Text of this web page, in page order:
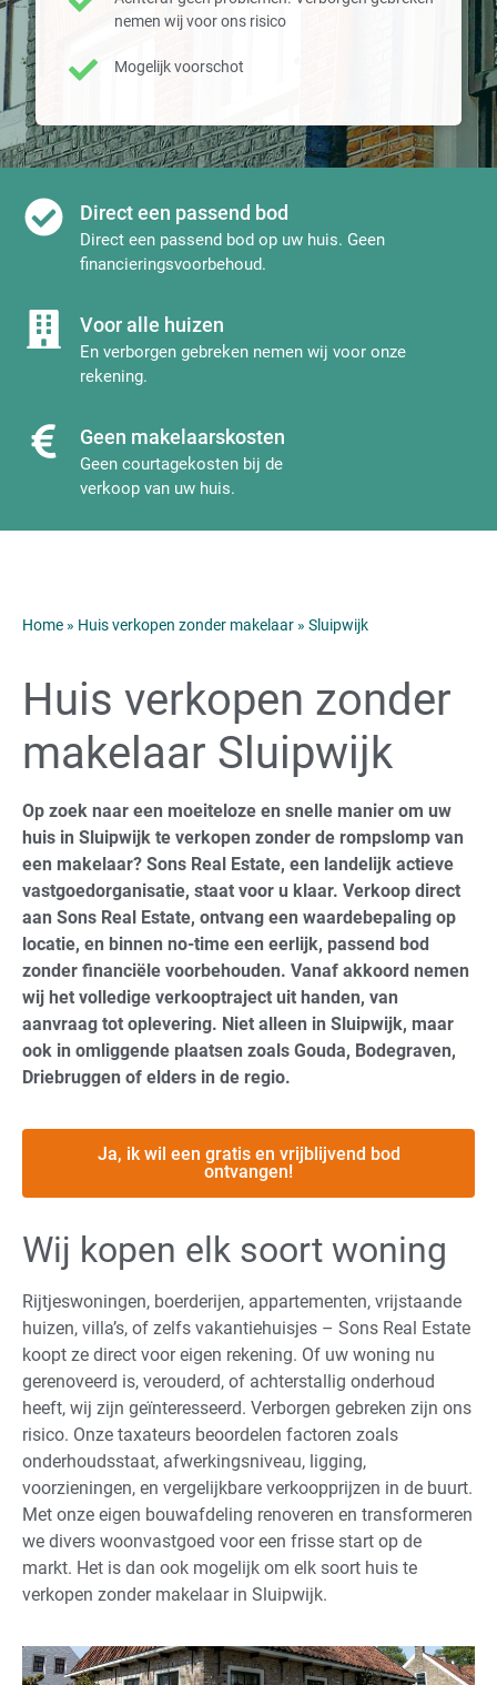
nemen wij voor ons risico
Mogelijk voorschot
Direct een passend bod
Direct een passend bod op uw huis. Geen
financieringsvoorbehoud.
Voor alle huizen
En verborgen gebreken nemen wij voor onze
rekening.
Geen makelaarskosten
Geen courtagekosten bij de
verkoop van uw huis.
Home » Huis verkopen zonder makelaar » Sluipwijk
Huis verkopen zonder
makelaar Sluipwijk
Op zoek naar een moeiteloze en snelle manier om uw
huis in Sluipwijk te verkopen zonder de rompslomp van
een makelaar? Sons Real Estate, een landelijk actieve
vastgoedorganisatie, staat voor u klaar. Verkoop direct
aan Sons Real Estate, ontvang een waardebepaling op
locatie, en binnen no-time een eerlijk, passend bod
zonder financiële voorbehouden. Vanaf akkoord nemen
wij het volledige verkooptraject uit handen, van
aanvraag tot oplevering. Niet alleen in Sluipwijk, maar
ook in omliggende plaatsen zoals Gouda, Bodegraven,
Driebruggen of elders in de regio.
Ja, ik wil een gratis en vrijblijvend bod
ontvangen!
Wij kopen elk soort woning
Rijtjeswoningen, boerderijen, appartementen, vrijstaande
huizen, villa’s, of zelfs vakantiehuisjes – Sons Real Estate
koopt ze direct voor eigen rekening. Of uw woning nu
gerenoveerd is, verouderd, of achterstallig onderhoud
heeft, wij zijn geïnteresseerd. Verborgen gebreken zijn ons
risico. Onze taxateurs beoordelen factoren zoals
onderhoudsstaat, afwerkingsniveau, ligging,
voorzieningen, en vergelijkbare verkoopprijzen in de buurt.
Met onze eigen bouwafdeling renoveren en transformeren
we divers woonvastgoed voor een frisse start op de
markt. Het is dan ook mogelijk om elk soort huis te
verkopen zonder makelaar in Sluipwijk.